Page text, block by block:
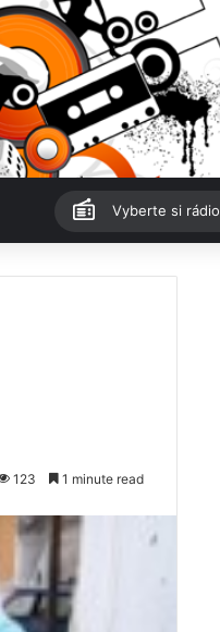
Vyberte si rádio
123 1 minute read